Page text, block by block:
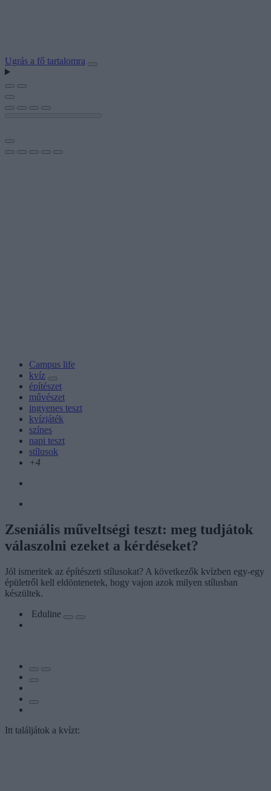
Ugrás a fő tartalomra
Campus life
kvíz
építészet
művészet
ingyenes teszt
kvízjáték
színes
napi teszt
stílusok
+4
Zseniális műveltségi teszt: meg tudjátok
válaszolni ezeket a kérdéseket?
Jól ismeritek az építészeti stílusokat? A következők kvízben egy-egy
épületről kell eldöntenetek, hogy vajon azok milyen stílusban
készültek.
Eduline
Itt találjátok a kvízt: